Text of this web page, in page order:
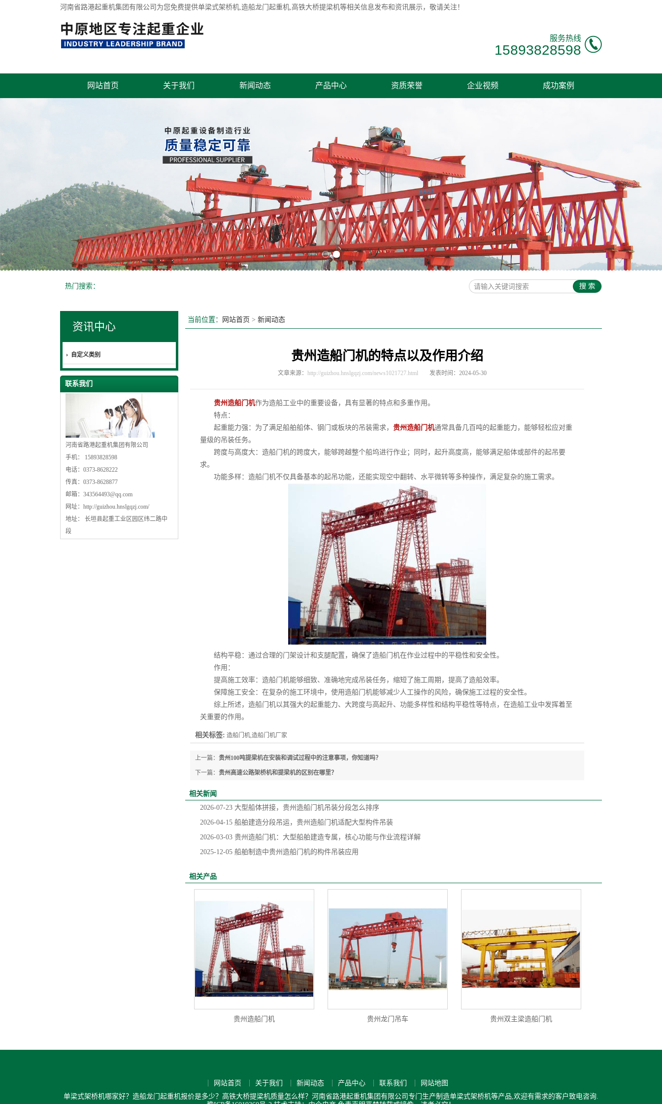
河南省路港起重机集团有限公司为您免费提供单梁式架桥机,造船龙门起重机,高铁大桥提梁机等相关信息发布和资讯展示，敬请关注！
服务热线
15893828598
网站首页 关于我们 新闻动态 产品中心 资质荣誉 企业视频 成功案例
热门搜索：
资讯中心
自定义类别
联系我们
河南省路港起重机集团有限公司
手机： 15893828598
电话：0373-8628222
传真：0373-8628877
邮箱： 343564493@qq.com
网址： http://guizhou.hnslgqzj.com/
地址： 长垣县起重工业区园区纬二路中
段
当前位置： 网站首页 > 新闻动态
贵州造船门机的特点以及作用介绍
文章来源： http://guizhou.hnslgqzj.com/news1021727.html 发表时间：2024-05-30
贵州造船门机作为造船工业中的重要设备，具有显著的特点和多重作用。
特点：
起重能力强：为了满足船舶船体、钢门或板块的吊装需求， 贵州造船门机通常具备几百吨的起重能力，能够轻松应对重
量级的吊装任务。
跨度与高度大：造船门机的跨度大，能够跨越整个船坞进行作业；同时，起升高度高，能够满足船体或部件的起吊要
求。
功能多样：造船门机不仅具备基本的起吊功能，还能实现空中翻转、水平微转等多种操作，满足复杂的施工需求。
结构平稳：通过合理的门架设计和支腿配置，确保了造船门机在作业过程中的平稳性和安全性。
作用：
提高施工效率：造船门机能够细致、准确地完成吊装任务，缩短了施工周期，提高了造船效率。
保障施工安全：在复杂的施工环境中，使用造船门机能够减少人工操作的风险，确保施工过程的安全性。
综上所述，造船门机以其强大的起重能力、大跨度与高起升、功能多样性和结构平稳性等特点，在造船工业中发挥着至
关重要的作用。
相关标签: 造船门机,造船门机厂家
上一篇： 贵州100吨提梁机在安装和调试过程中的注意事项，你知道吗？
下一篇： 贵州高速公路架桥机和提梁机的区别在哪里？
相关新闻
2026-07-23 大型船体拼接，贵州造船门机吊装分段怎么排序
2026-04-15 船舶建造分段吊运，贵州造船门机适配大型构件吊装
2026-03-03 贵州造船门机：大型船舶建造专属，核心功能与作业流程详解
2025-12-05 船舶制造中贵州造船门机的构件吊装应用
相关产品
贵州造船门机 贵州龙门吊车 贵州双主梁造船门机
网站首页 关于我们 新闻动态 产品中心 联系我们
网站地图
单梁式架桥机哪家好？造船龙门起重机报价是多少？高铁大桥提梁机质量怎么样？河南省路港起重机集团有限公司专门生产制造单梁式架桥机等产品,欢迎有需求的客户致电咨询.